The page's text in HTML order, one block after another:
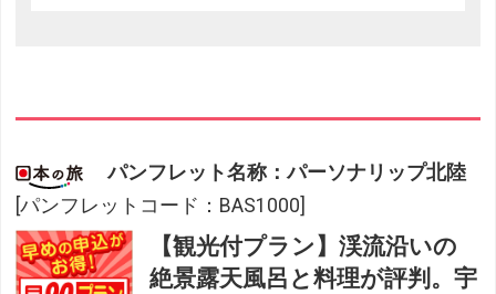
パンフレット名称：パーソナリップ北陸
[パンフレットコード：BAS1000]
【観光付プラン】渓流沿いの
絶景露天風呂と料理が評判。宇